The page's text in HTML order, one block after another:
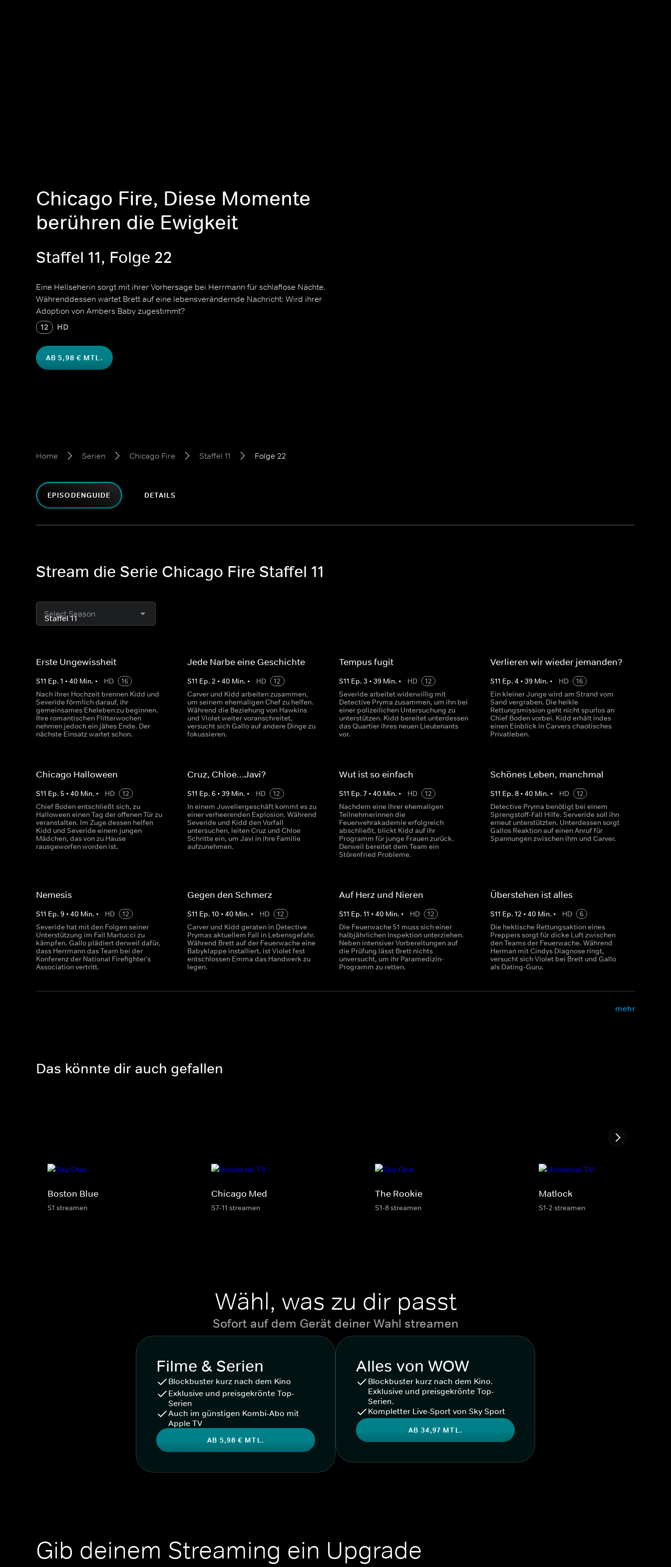
Chicago Fire, Diese Momente
berühren die Ewigkeit
Staffel 11, Folge 22
Eine Hellseherin sorgt mit ihrer Vorhersage bei Herrmann für schlaflose Nächte.
Währenddessen wartet Brett auf eine lebensverändernde Nachricht: Wird ihrer
Adoption von Ambers Baby zugestimmt?
12 HD
AB 5,98 € MTL.
Home Serien Chicago Fire Staffel 11 Folge 22
EPISODENGUIDE DETAILS
Stream die Serie Chicago Fire Staffel 11
Select Season
Erste Ungewissheit
S11 Ep. 1 • 40 Min. • HD
16
Nach ihrer Hochzeit brennen Kidd und
Severide förmlich darauf, ihr
gemeinsames Eheleben zu beginnen.
Ihre romantischen Flitterwochen
nehmen jedoch ein jähes Ende. Der
nächste Einsatz wartet schon.
Jede Narbe eine Geschichte
S11 Ep.2 •40 Min. • HD
12
Carver und Kidd arbeiten zusammen,
um seinem ehemaligen Chef zu helfen.
Während die Beziehung von Hawkins
und Violet weiter voranschreitet,
versucht sich Gallo auf andere Dinge zu
fokussieren.
Tempus fugit
S11 Ep. 3 • 39Min. • HD
12
Severide arbeitet widerwillig mit
Detective Pryma zusammen, um ihn bei
einer polizeilichen Untersuchung zu
unterstützen. Kidd bereitet unterdessen
das Quartier ihres neuen Lieutenants
vor.
Verlieren wir wieder jemanden?
S11 Ep. 4 • 39Min. • HD
16
Ein kleiner Junge wird am Strand vom
Sand vergraben. Die heikle
Rettungsmission geht nicht spurlos an
Chief Boden vorbei. Kidd erhält indes
einen Einblick in Carvers chaotisches
Privatleben.
Chicago Halloween
S11 Ep. 5 • 40 Min. • HD
12
Chief Boden entschließt sich, zu
Halloween einen Tag der offenen Tür zu
veranstalten. Im Zuge dessen helfen
Kidd und Severide einem jungen
Mädchen, das von zu Hause
rausgeworfen worden ist.
Cruz, Chloe...Javi?
S11 Ep.6 •39 Min. • HD
12
In einem Juweliergeschäft kommt es zu
einer verheerenden Explosion. Während
Severide und Kidd den Vorfall
untersuchen, leiten Cruz und Chloe
Schritte ein, um Javi in ihre Familie
aufzunehmen.
Wut ist so einfach
S11 Ep. 7• 40 Min. • HD
12
Nachdem eine ihrer ehemaligen
Teilnehmerinnen die
Feuerwehrakademie erfolgreich
abschließt, blickt Kidd auf ihr
Programm für junge Frauen zurück.
Derweil bereitet dem Team ein
Störenfried Probleme.
Schönes Leben, manchmal
S11 Ep. 8• 40 Min. • HD
12
Detective Pryma benötigt bei einem
Sprengstoff-Fall Hilfe. Serveride soll ihn
erneut unterstützten. Unterdessen sorgt
Gallos Reaktion auf einen Anruf für
Spannungen zwischen ihm und Carver.
Nemesis
S11 Ep. 9 • 40 Min. • HD
12
Severide hat mit den Folgen seiner
Unterstützung im Fall Martucci zu
kämpfen. Gallo plädiert derweil dafür,
dass Herrmann das Team bei der
Konferenz der National Firefighter's
Association vertritt.
Gegen den Schmerz
S11 Ep.10 •40 Min. • HD
12
Carver und Kidd geraten in Detective
Prymas aktuellem Fall in Lebensgefahr.
Während Brett auf der Feuerwache eine
Babyklappe installiert, ist Violet fest
entschlossen Emma das Handwerk zu
legen.
Auf Herz und Nieren
S11 Ep. 11 • 40 Min. • HD
12
Die Feuerwache 51 muss sich einer
halbjährlichen Inspektion unterziehen.
Neben intensiver Vorbereitungen auf
die Prüfung lässt Brett nichts
unversucht, um ihr Paramedizin-
Programm zu retten.
Überstehen ist alles
S11 Ep. 12 • 40 Min. • HD
6
Die hektische Rettungsaktion eines
Preppers sorgt für dicke Luft zwischen
den Teams der Feuerwache. Während
Herman mit Cindys Diagnose ringt,
versucht sich Violet bei Brett und Gallo
als Dating-Guru.
mehr
Das könnte dir auch gefallen
Boston Blue
S1 streamen
Chicago Med
S7-11 streamen
The Rookie
S1-8 streamen
Matlock
S1-2 streamen
Wähl, was zu dir passt
Sofort auf dem Gerät deiner Wahl streamen
Filme & Serien
Blockbuster kurz nach dem Kino
Exklusive und preisgekrönte Top-
Serien
Auch im günstigen Kombi-Abo mit
Apple TV
AB 5,98 € MTL.
Alles von WOW
Blockbuster kurz nach dem Kino.
Exklusive und preisgekrönte Top-
Serien.
Kompletter Live-Sport von Sky Sport
AB 34,97 MTL.
Gib deinem Streaming ein Upgrade